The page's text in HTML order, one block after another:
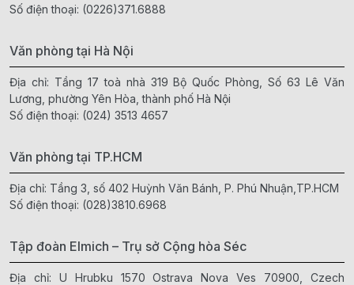
Số điện thoại: (0226)371.6888
Văn phòng tại Hà Nội
Địa chỉ: Tầng 17 toà nhà 319 Bộ Quốc Phòng, Số 63 Lê Văn
Lương, phường Yên Hòa, thành phố Hà Nội
Số điện thoại: (024) 3513 4657
Văn phòng tại TP.HCM
Địa chỉ: Tầng 3, số 402 Huỳnh Văn Bánh, P. Phú Nhuận,TP.HCM
Số điện thoại: (028)3810.6968
Tập đoàn Elmich – Trụ sở Cộng hòa Séc
Địa chỉ: U Hrubku 1570 Ostrava Nova Ves 70900, Czech